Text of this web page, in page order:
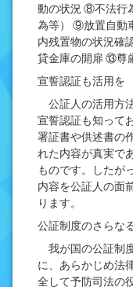
動の状況 ⑧不法行
為等） ⑨放置自動
内残置物の状況確
貸金庫の開扉 ⑬尊
宣誓認証も活用を
公証人の活用方
宣誓認証も知って
署証書や供述書の
れた内容が真実で
ものです。したが
内容を公証人の面
ります。
公証制度のさらな
我が国の公証制
に、あらかじめ法
全して予防司法の